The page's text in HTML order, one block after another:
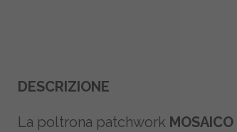
DESCRIZIONE
La poltrona patchwork MOSAICO